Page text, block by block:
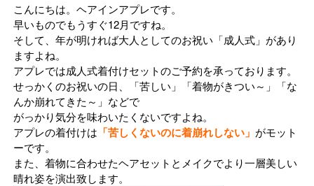
こんにちは。ヘアインアプレです。
早いものでもうすぐ12月ですね。
そして、年が明ければ大人としてのお祝い「成人式」があり
ますよね。
アプレでは成人式着付けセットのご予約を承っております。
せっかくのお祝いの日、「苦しい」「着物がきつい～」「な
んか崩れてきた～」などで
がっかり気分を味わいたくないですよね。
アプレの着付けは 「苦しくないのに着崩れしない」 がモット
ーです。
また、着物に合わせたヘアセットとメイクでより一層美しい
晴れ姿を演出致します。